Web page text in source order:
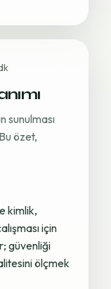
sunulması
özet,
kimlik,
için
güvenliği
ölçmek